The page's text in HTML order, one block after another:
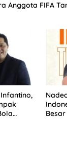
Anggota FIFA
Infantino,